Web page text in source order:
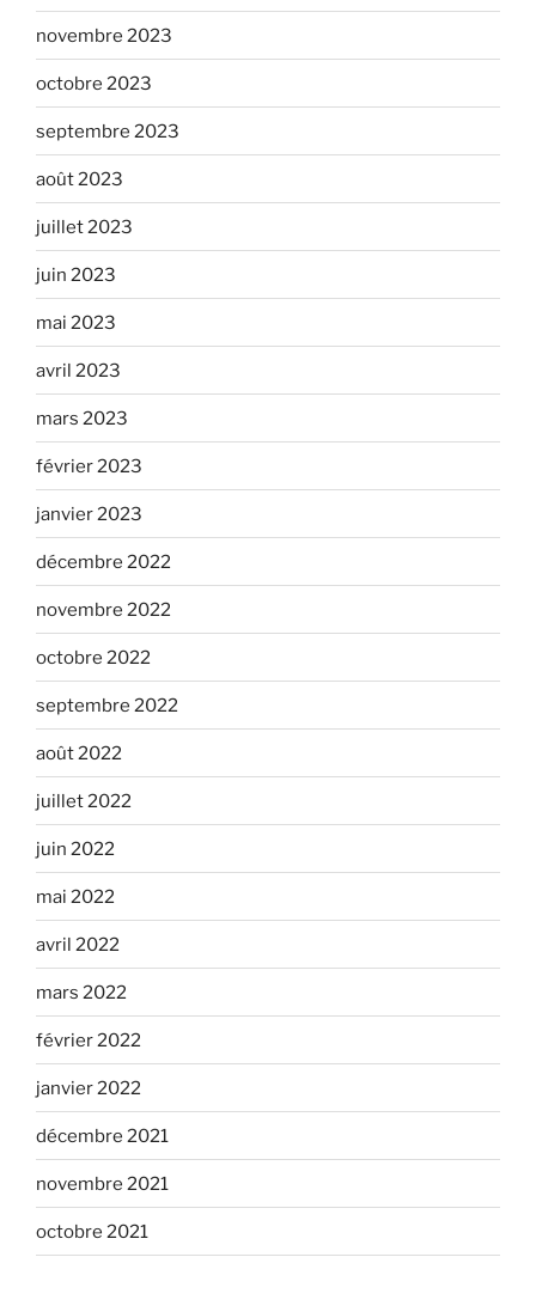
novembre 2023
octobre 2023
septembre 2023
août 2023
juillet 2023
juin 2023
mai 2023
avril 2023
mars 2023
février 2023
janvier 2023
décembre 2022
novembre 2022
octobre 2022
septembre 2022
août 2022
juillet 2022
juin 2022
mai 2022
avril 2022
mars 2022
février 2022
janvier 2022
décembre 2021
novembre 2021
octobre 2021